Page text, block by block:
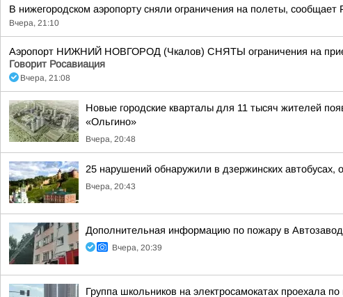
В нижегородском аэропорту сняли ограничения на полеты, сообщает
Вчера, 21:10
Аэропорт НИЖНИЙ НОВГОРОД (Чкалов) СНЯТЫ ограничения на прием
Говорит Росавиация
Вчера, 21:08
Новые городские кварталы для 11 тысяч жителей
«Ольгино»
Вчера, 20:48
25 нарушений обнаружили в дзержинских
Вчера, 20:43
Дополнительная информацию по пожару в
Вчера, 20:39
Группа школьников на электросамокатах проехала